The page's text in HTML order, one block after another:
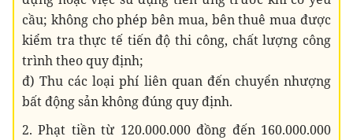
cầu; không cho phép bên mua, bên thuê mua được
kiểm tra thực tế tiến độ thi công, chất lượng công
trình theo quy định;
đ) Thu các loại phí liên quan đến chuyển nhượng
bất động sản không đúng quy định.
2. Phạt tiền từ 120.000.000 đồng đến 160.000.000